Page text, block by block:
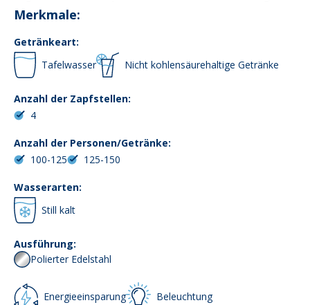
Merkmale:
Getränkeart:
Tafelwasser
Nicht kohlensäurehaltige Getränke
Anzahl der Zapfstellen:
4
Anzahl der Personen/Getränke:
100-125
125-150
Wasserarten:
Still kalt
Ausführung:
Polierter Edelstahl
Energieeinsparung Beleuchtung